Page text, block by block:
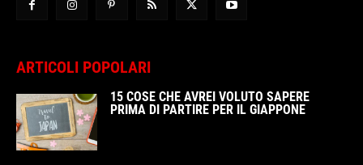
ARTICOLI POPOLARI
15 COSE CHE AVREI VOLUTO SAPERE
PRIMA DI PARTIRE PER IL GIAPPONE